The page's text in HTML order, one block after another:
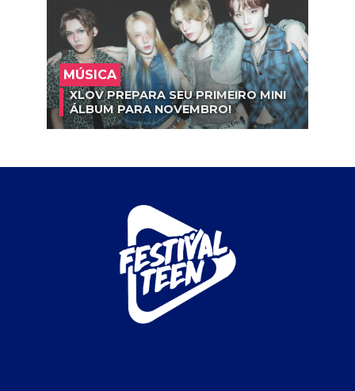
MÚSICA
XLOV PREPARA SEU PRIMEIRO MINI
ÁLBUM PARA NOVEMBRO!